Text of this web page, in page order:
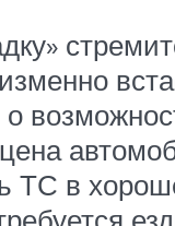
ТС в